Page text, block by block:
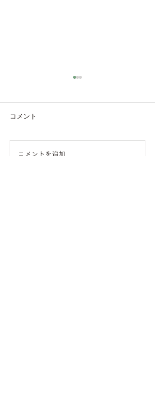
トマトが色づき始めまし
コメント
コメントを追加…